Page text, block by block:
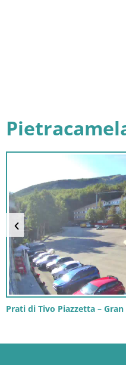
Prati di Tivo Piazzetta –